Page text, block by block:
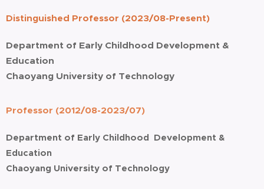
Distinguished Professor (2023/08-Present)
Department of Early Childhood Development &
Education
Chaoyang University of Technology
Professor (2012/08-2023/07)
Department of Early Childhood Development &
Education
Chaoyang University of Technology